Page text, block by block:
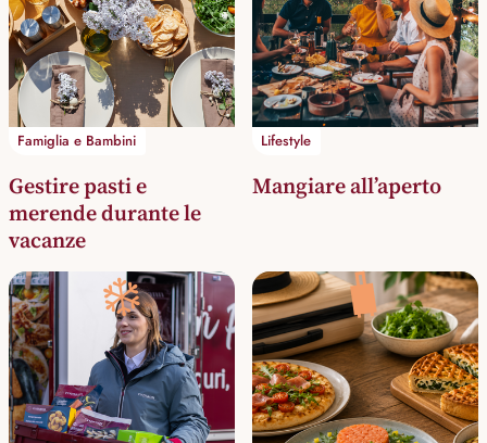
Famiglia e Bambini
Gestire pasti e
merende durante le
vacanze
Lifestyle
Mangiare all’aperto
❄️ 🧳